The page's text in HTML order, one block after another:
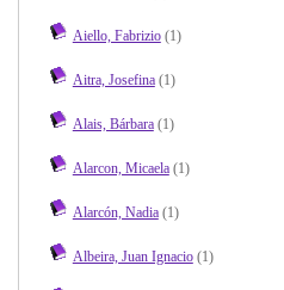
Aiello, Fabrizio(1)
Aitra, Josefina(1)
Alais, Bárbara(1)
Alarcon, Micaela(1)
Alarcón, Nadia(1)
Albeira, Juan Ignacio(1)